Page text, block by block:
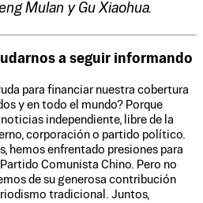
Mulan y Gu Xiaohua.
a seguir informando
para financiar nuestra cobertura
y en todo el mundo? Porque
independiente, libre de la
corporación o partido político.
hemos enfrentado presiones para
Comunista Chino. Pero no
de su generosa contribución
tradicional. Juntos,